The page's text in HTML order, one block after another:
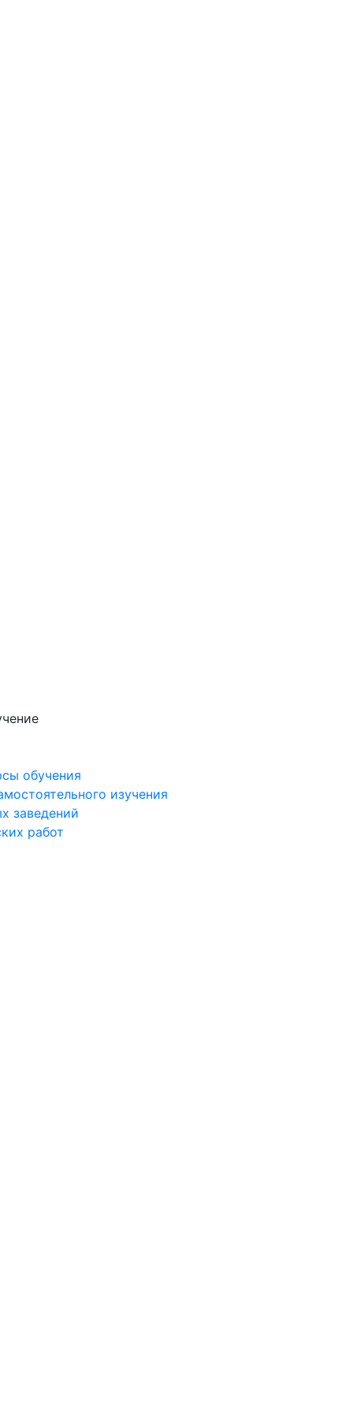
обучения
изучения
заведений
работ